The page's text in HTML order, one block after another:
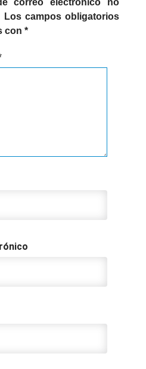
correo electrónico no
Los campos obligatorios
con *